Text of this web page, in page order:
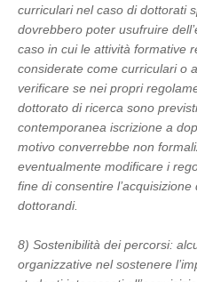
curriculari nel caso di dottorati
dovrebbero poter usufruire
caso in cui le attività formative
considerate come curriculari o
verificare se nei propri
dottorato di ricerca sono
contemporanea iscrizione a
motivo converrebbe non
eventualmente modificare i
fine di consentire
dottorandi.
8) Sostenibilità dei percorsi:
organizzative nel sostenere